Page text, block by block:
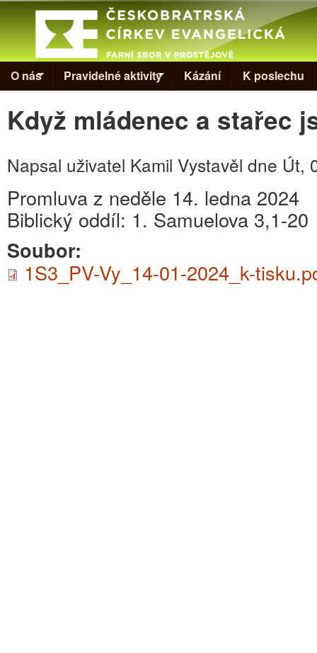
Skip
Evangelická
církev v
Prostějově
O nás Pravidelné aktivity Kázání K poslechu
Když mládenec a stařec
Napsal uživatel Kamil Vystavěl dne Út,
Promluva z neděle 14. ledna 2024
Biblický oddíl: 1. Samuelova 3,1-20
Soubor:
1S3_PV-Vy_14-01-2024_k-